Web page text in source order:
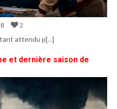
2
attendu p[...]
et dernière saison de